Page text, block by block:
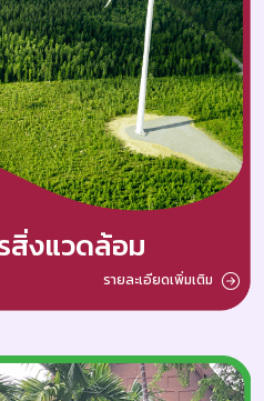
สิ่งแวดล้อม
รายละเอียดเพิ่มเติม